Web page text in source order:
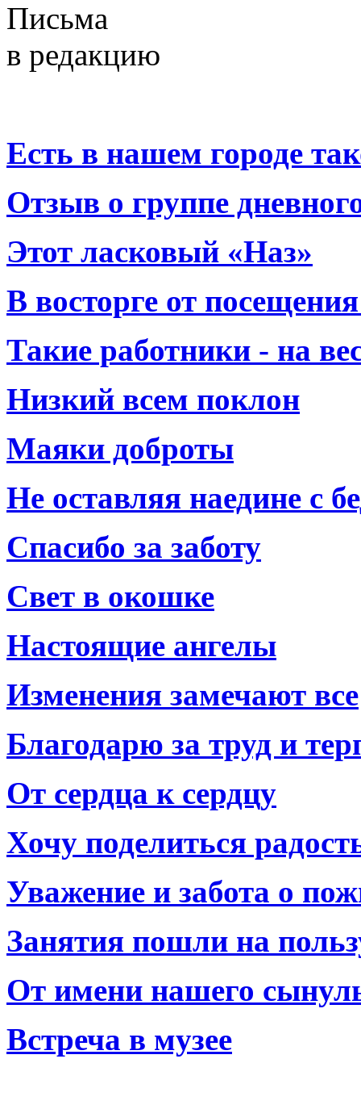
Письма
в редакцию
Есть в нашем городе
Отзыв о группе
Этот ласковый «Наз»
В восторге от
Такие работники - на
Низкий всем поклон
Маяки доброты
Не оставляя наедине с
Спасибо за заботу
Свет в окошке
Настоящие ангелы
Изменения замечают все
Благодарю за труд и
От сердца к сердцу
Хочу поделиться
Уважение и забота о
Занятия пошли на
От имени нашего
Встреча в музее